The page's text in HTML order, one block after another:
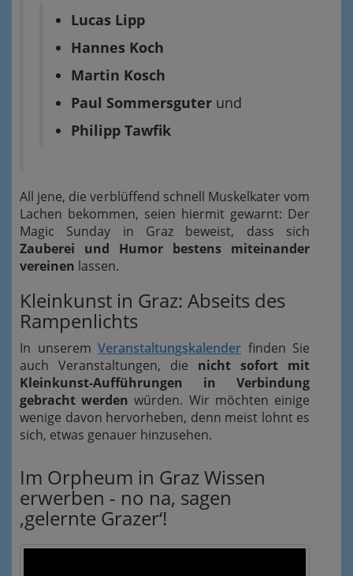
Lucas Lipp
Hannes Koch
Martin Kosch
Paul Sommersguter und
Philipp Tawfik
All jene, die verblüffend schnell Muskelkater vom
Lachen bekommen, seien hiermit gewarnt: Der
Magic Sunday in Graz beweist, dass sich
Zauberei und Humor bestens miteinander
vereinen lassen.
Kleinkunst in Graz: Abseits des
Rampenlichts
In unserem Veranstaltungskalender finden Sie
auch Veranstaltungen, die nicht sofort mit
Kleinkunst-Aufführungen in Verbindung
gebracht werden würden. Wir möchten einige
wenige davon hervorheben, denn meist lohnt es
sich, etwas genauer hinzusehen.
Im Orpheum in Graz Wissen
erwerben - no na, sagen
‚gelernte Grazer‘!